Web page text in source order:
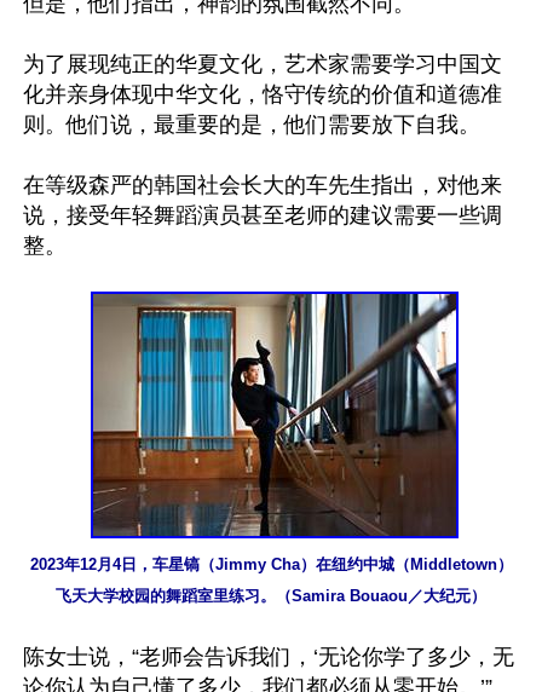
为了展现纯正的华夏文化，艺术家需要学习中国文
化并亲身体现中华文化，恪守传统的价值和道德准
则。他们说，最重要的是，他们需要放下自我。
在等级森严的韩国社会长大的车先生指出，对他来
说，接受年轻舞蹈演员甚至老师的建议需要一些调
整。
2023年12月4日，车星镐（Jimmy Cha）在纽约中城（Middletown）
飞天大学校园的舞蹈室里练习。（Samira Bouaou／大纪元）
陈女士说，“老师会告诉我们，‘无论你学了多少，无
论你认为自己懂了多少，我们都必须从零开始。’”